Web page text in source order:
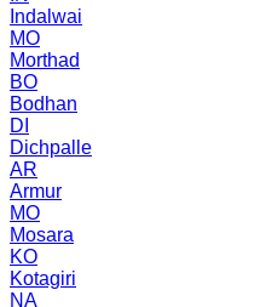
Indalwai
MO
Morthad
BO
Bodhan
DI
Dichpalle
AR
Armur
MO
Mosara
KO
Kotagiri
NA